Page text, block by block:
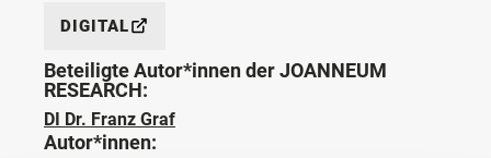
DIGITAL
Beteiligte Autor*innen der JOANNEUM
RESEARCH:
DI Dr. Franz Graf
Autor*innen: